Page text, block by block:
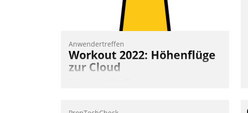
Anwendertreffen
Workout 2022: Höhenflüge
zur Cloud